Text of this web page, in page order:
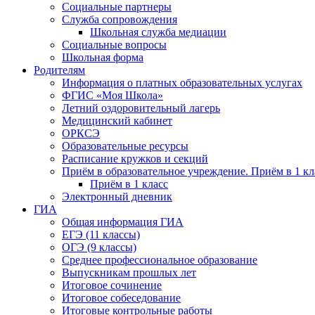
Социальные партнеры
Служба сопровождения
Школьная служба медиации
Социальные вопросы
Школьная форма
Родителям
Информация о платных образовательных услугах
ФГИС «Моя Школа»
Летний оздоровительный лагерь
Медицинский кабинет
ОРКСЭ
Образовательные ресурсы
Расписание кружков и секций
Приём в образовательное учреждение. Приём в 1
Приём в 1 класс
Электронный дневник
ГИА
Общая информация ГИА
ЕГЭ (11 классы)
ОГЭ (9 классы)
Среднее профессиональное образование
Выпускникам прошлых лет
Итоговое сочинение
Итоговое собеседование
Итоговые контрольные работы